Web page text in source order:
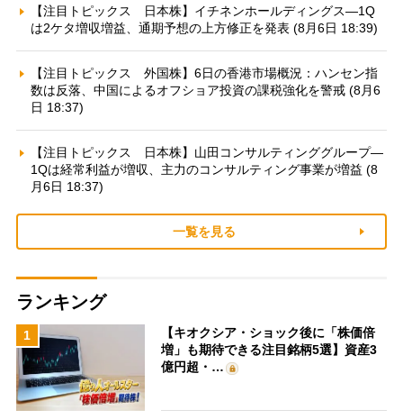
【注目トピックス 日本株】イチネンホールディングス—1Q
は2ケタ増収増益、通期予想の上方修正を発表 (8月6日 18:39)
【注目トピックス 外国株】6日の香港市場概況：ハンセン指
数は反落、中国によるオフショア投資の課税強化を警戒 (8月6
日 18:37)
【注目トピックス 日本株】山田コンサルティンググループ—
1Qは経常利益が増収、主力のコンサルティング事業が増益 (8
月6日 18:37)
一覧を見る
ランキング
1
【キオクシア・ショック後に「株価倍
増」も期待できる注目銘柄5選】資産3
億円超・…